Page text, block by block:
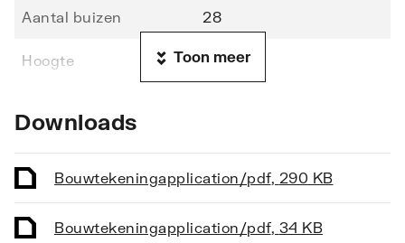
Aantal buizen 28
Hoogte 1210
Vorm stralingsbuis Rond
Vorm collector Rond
Toon meer
Downloads
Bouwtekeningapplication/pdf, 290 KB
Bouwtekeningapplication/pdf, 34 KB